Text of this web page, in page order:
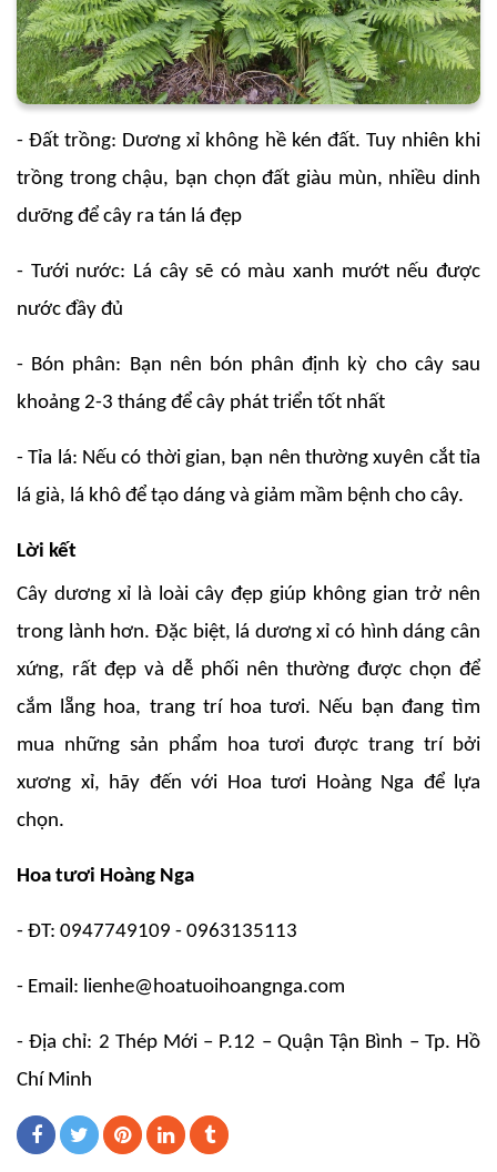
- Đất trồng: Dương xỉ không hề kén đất. Tuy nhiên khi
trồng trong chậu, bạn chọn đất giàu mùn, nhiều dinh
dưỡng để cây ra tán lá đẹp
- Tưới nước: Lá cây sẽ có màu xanh mướt nếu được
nước đầy đủ
- Bón phân: Bạn nên bón phân định kỳ cho cây sau
khoảng 2-3 tháng để cây phát triển tốt nhất
- Tỉa lá: Nếu có thời gian, bạn nên thường xuyên cắt tỉa
lá già, lá khô để tạo dáng và giảm mầm bệnh cho cây.
Lời kết
Cây dương xỉ là loài cây đẹp giúp không gian trở nên
trong lành hơn. Đặc biệt, lá dương xỉ có hình dáng cân
xứng, rất đẹp và dễ phối nên thường được chọn để
cắm lẵng hoa, trang trí hoa tươi. Nếu bạn đang tìm
mua những sản phẩm hoa tươi được trang trí bởi
xương xỉ, hãy đến với Hoa tươi Hoàng Nga để lựa
chọn.
Hoa tươi Hoàng Nga
- ĐT: 0947749109 - 0963135113
- Email: lienhe@hoatuoihoangnga.com
- Địa chỉ: 2 Thép Mới – P.12 – Quận Tận Bình – Tp. Hồ
Chí Minh